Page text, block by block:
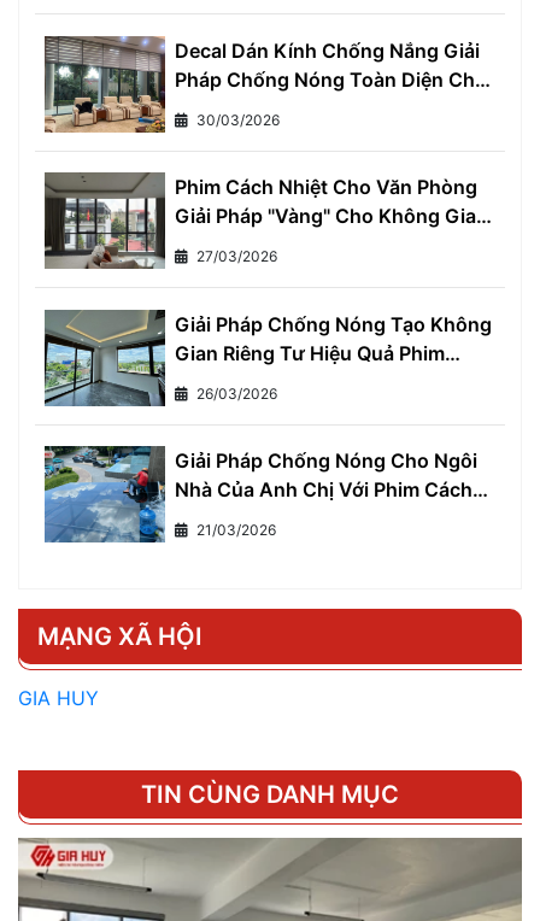
Decal Dán Kính Chống Nắng Giải
Pháp Chống Nóng Toàn Diện Cho
Mọi Nhà
30/03/2026
Phim Cách Nhiệt Cho Văn Phòng
Giải Pháp "Vàng" Cho Không Gian
Làm Việc Thoải Mái và Hiệu Quả
27/03/2026
Giải Pháp Chống Nóng Tạo Không
Gian Riêng Tư Hiệu Quả Phim
Cách Nhiệt Một Chiều
26/03/2026
Giải Pháp Chống Nóng Cho Ngôi
Nhà Của Anh Chị Với Phim Cách
Nhiệt Cho Nhà Ở
21/03/2026
MẠNG XÃ HỘI
GIA HUY
TIN CÙNG DANH MỤC